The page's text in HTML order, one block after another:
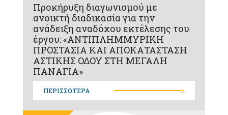
Προκήρυξη διαγωνισμού με
ανοικτή διαδικασία για την
ανάδειξη αναδόχου εκτέλεσης του
έργου: «ΑΝΤΙΠΛΗΜΜΥΡΙΚΗ
ΠΡΟΣΤΑΣΙΑ ΚΑΙ ΑΠΟΚΑΤΑΣΤΑΣΗ
ΑΣΤΙΚΗΣ ΟΔΟΥ ΣΤΗ ΜΕΓΑΛΗ
ΠΑΝΑΓΙΑ»
ΠΕΡΙΣΣΟΤΕΡΑ >